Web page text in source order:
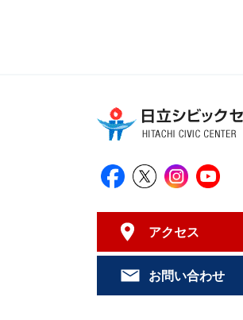
日立シビックセン
日立シビッ
日立シ
アクセス
お問い合わせ